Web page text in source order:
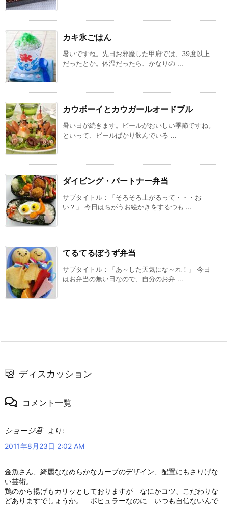
カキ氷ごはん
暑いですね。先日お邪魔した甲府では、39度以上
だったとか。体温だったら、かなりの ...
カウボーイとカウガールオードブル
暑い日が続きます。ビールがおいしい季節ですね。
といって、ビールばかり飲んでいる ...
ダイビング・パートナー弁当
サブタイトル：「そろそろ上がるって・・・お
い？」 今日はちがうお絵かきをするつも ...
てるてるぼうず弁当
サブタイトル：「あ～した天気にな～れ！」 今日
はお弁当の無い日なので、自分のお弁 ...
ディスカッション
コメント一覧
ショージ君
より:
2011年8月23日 2:02 AM
金魚さん、綺麗ななめらかなカーブのデザイン、配置にもさりげな
い芸術。
鶏のから揚げもカリッとしておりますが なにかコツ、こだわりな
どありますでしょうか。 ポピュラーなのに いつも自信ないんで